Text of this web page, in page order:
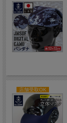
店舗受取OK